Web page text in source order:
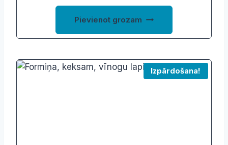
4,62 €.2,52 €.
Pievienot grozam
Izpārdošana!